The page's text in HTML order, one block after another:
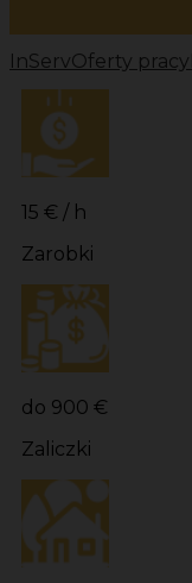
InServOferty pracy
15 € / h
Zarobki
do 900 €
Zaliczki